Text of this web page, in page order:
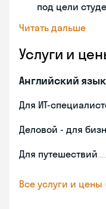
под цели
Читать дальше
Услуги и
Английский язык
Для ИТ-
Деловой - для
Для путешествий
Все услуги и цены